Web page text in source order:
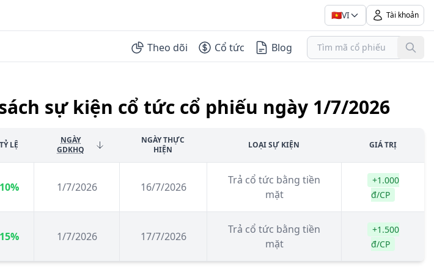
🇻🇳VI Tài khoản
Theo dõi Cổ tức Blog
sự kiện cổ tức cổ phiếu ngày 1/7/2026
TỶ LỆ
NGÀY
GDKHQ
NGÀY THỰC
HIỆN
LOẠI SỰ KIỆN GIÁ TRỊ
10% 1/7/2026 16/7/2026
Trả cổ tức bằng tiền
mặt
+1.000
đ/CP
15% 1/7/2026 17/7/2026
Trả cổ tức bằng tiền
mặt
+1.500
đ/CP